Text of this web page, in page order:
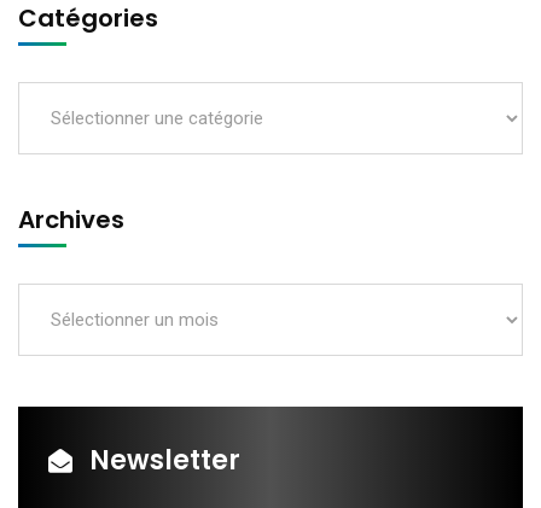
Catégories
Archives
Newsletter